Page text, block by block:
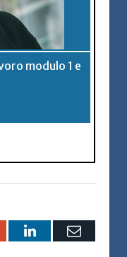
modulo 1 e
LinkedInEmail